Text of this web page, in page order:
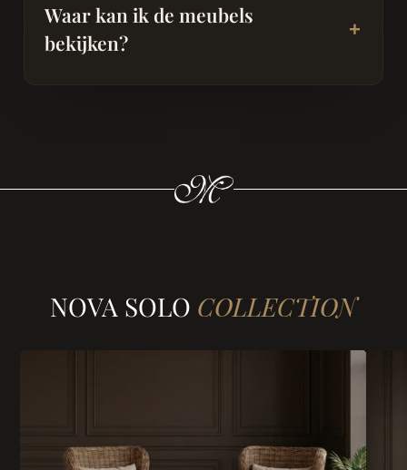
Waar kan ik de meubels
bekijken?
NOVA SOLO COLLECTION